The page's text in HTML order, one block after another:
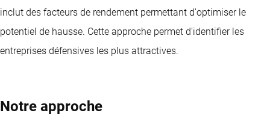
inclut des facteurs de rendement permettant d'optimiser le
potentiel de hausse. Cette approche permet d'identifier les
entreprises défensives les plus attractives.
Notre approche